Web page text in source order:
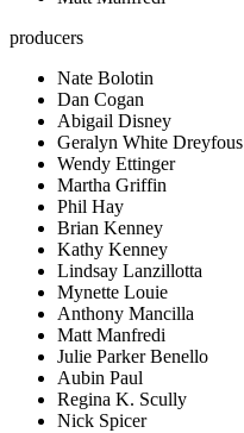
producers
Nate Bolotin
Dan Cogan
Abigail Disney
Geralyn White Dreyfous
Wendy Ettinger
Martha Griffin
Phil Hay
Brian Kenney
Kathy Kenney
Lindsay Lanzillotta
Mynette Louie
Anthony Mancilla
Matt Manfredi
Julie Parker Benello
Aubin Paul
Regina K. Scully
Nick Spicer